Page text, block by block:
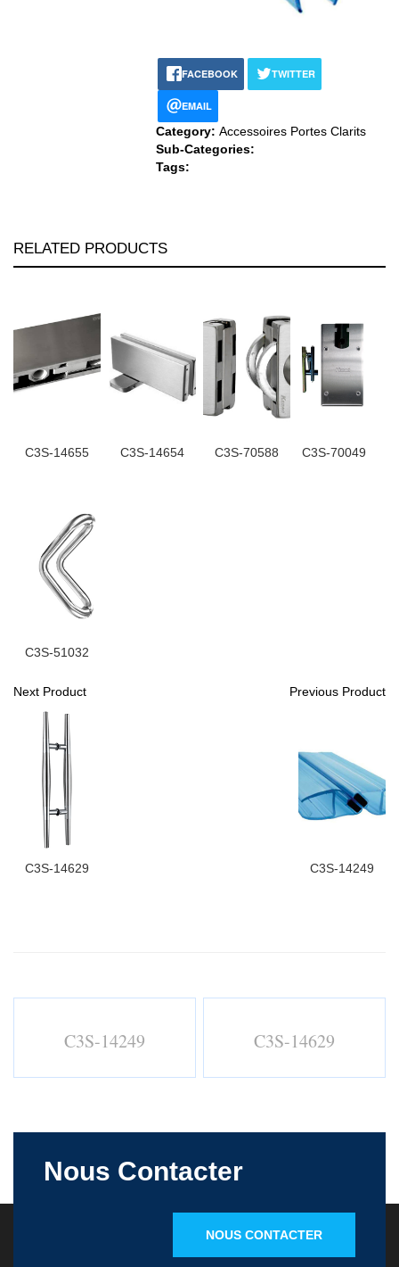
FACEBOOK TWITTER
EMAIL
Category: Accessoires Portes Clarits
Sub-Categories:
Tags:
RELATED PRODUCTS
C3S-14655 C3S-14654 C3S-70588 C3S-70049
C3S-51032
Next Product
C3S-14629
Previous Product
C3S-14249
C3S-14249 C3S-14629
Nous Contacter
NOUS CONTACTER